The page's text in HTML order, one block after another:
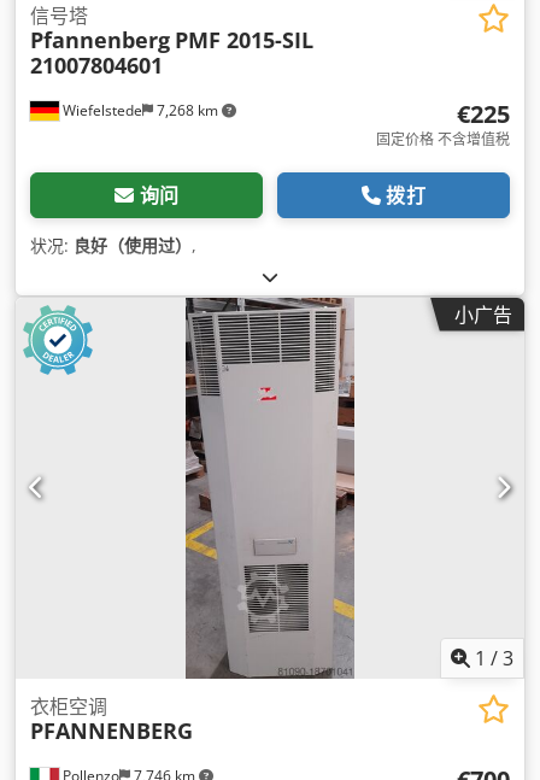
Wiefelstede 7,268 km
信号塔
Pfannenberg PMF 2015-SIL
21007804601
€225
固定价格 不含增值税
询问 拨打
状况: 良好（使用过） ,
小广告
1 /3
Pollenzo 7,746 km
衣柜空调
PFANNENBERG